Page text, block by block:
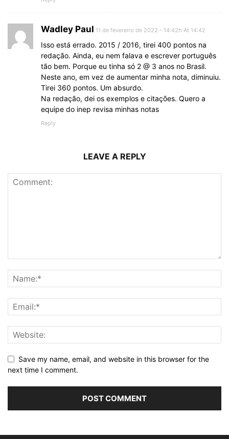
Wadley Paul 11 de fevereiro de 2022 - 14:42h At 14:42
Isso está errado. 2015 / 2016, tirei 400 pontos na
redação. Ainda, eu nem falava e escrever português
tão bem. Porque eu tinha só 2 @ 3 anos no Brasil.
Neste ano, em vez de aumentar minha nota, diminuiu.
Tirei 360 pontos. Um absurdo.
Na redação, dei os exemplos e citações. Quero a
equipe do inep revisa minhas notas
Reply
LEAVE A REPLY
Save my name, email, and website in this browser for the
next time I comment.